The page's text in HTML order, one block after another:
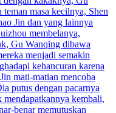
masa kecilnya, Shen
Jin dan yang lainnya
membelanya,
Gu Wanqing dibawa
menjadi semakin
kehancuran karena
mati-matian mencoba
putus dengan pacarnya
kembali,
benar memutuskan